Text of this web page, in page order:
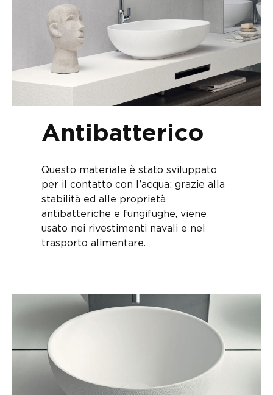
Antibatterico
Questo materiale è stato sviluppato
per il contatto con l’acqua: grazie alla
stabilità ed alle proprietà
antibatteriche e fungifughe, viene
usato nei rivestimenti navali e nel
trasporto alimentare.